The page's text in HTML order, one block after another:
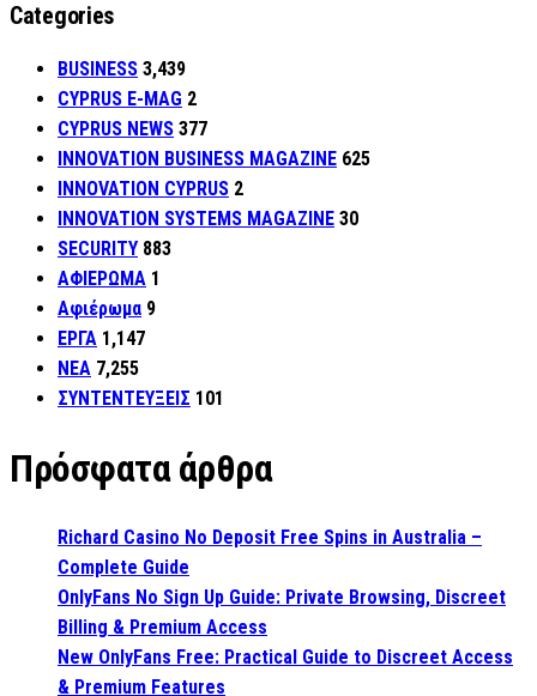
Categories
BUSINESS 3,439
CYPRUS E-MAG 2
CYPRUS NEWS 377
INNOVATION BUSINESS MAGAZINE 625
INNOVATION CYPRUS 2
INNOVATION SYSTEMS MAGAZINE 30
SECURITY 883
ΑΦΙΕΡΩΜΑ 1
Αφιέρωμα 9
ΕΡΓΑ 1,147
ΝΕΑ 7,255
ΣΥΝΤΕΝΤΕΥΞΕΙΣ 101
Πρόσφατα άρθρα
Richard Casino No Deposit Free Spins in Australia –
Complete Guide
OnlyFans No Sign Up Guide: Private Browsing, Discreet
Billing & Premium Access
New OnlyFans Free: Practical Guide to Discreet Access
& Premium Features